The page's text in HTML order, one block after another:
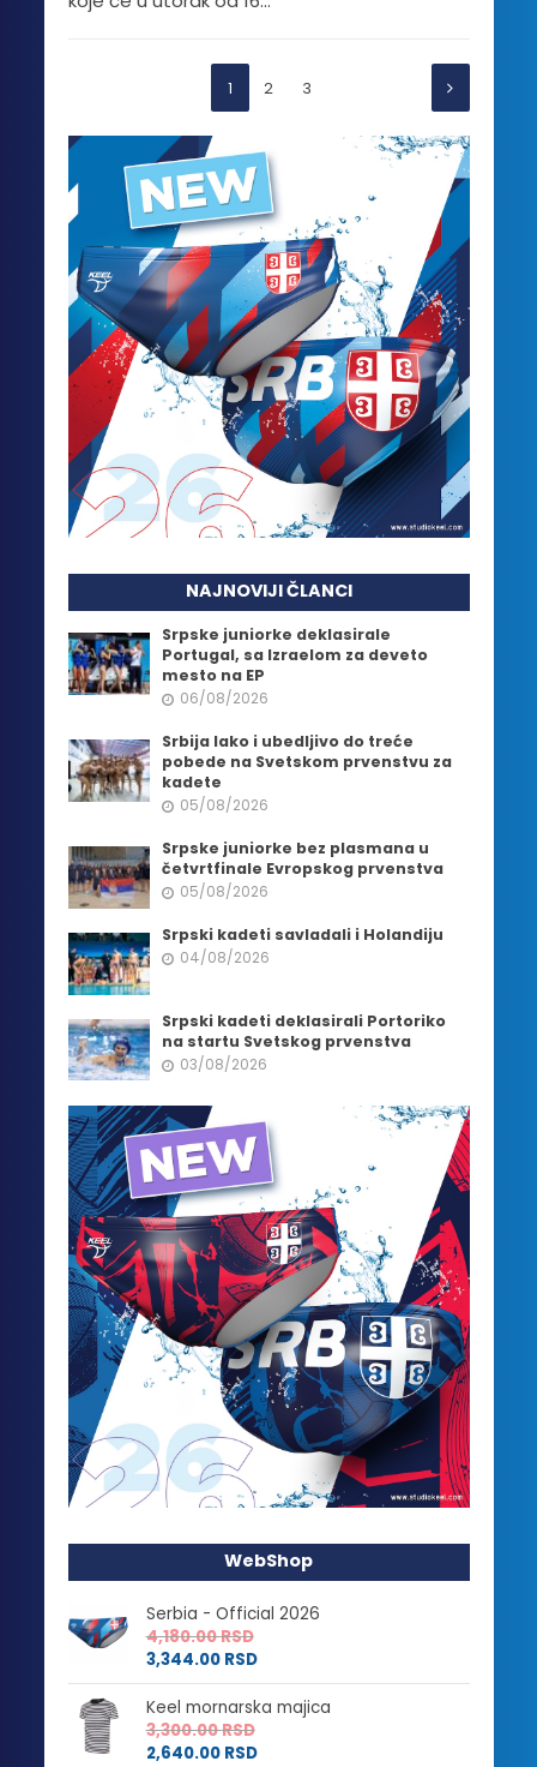
1 2 3
NAJNOVIJI ČLANCI
Srpske juniorke deklasirale
Portugal, sa Izraelom za deveto
mesto na EP
06/08/2026
Srbija lako i ubedljivo do treće
pobede na Svetskom prvenstvu za
kadete
05/08/2026
Srpske juniorke bez plasmana u
četvrtfinale Evropskog prvenstva
05/08/2026
Srpski kadeti savladali i Holandiju
04/08/2026
Srpski kadeti deklasirali Portoriko
na startu Svetskog prvenstva
03/08/2026
WebShop
Serbia - Official 2026
4,180.00RSD
3,344.00 RSD
Keel mornarska majica
3,300.00RSD
2,640.00 RSD